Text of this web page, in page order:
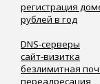
регистрация
рублей в год
DNS-серверы
сайт-визитка
безлимитная
переадресация